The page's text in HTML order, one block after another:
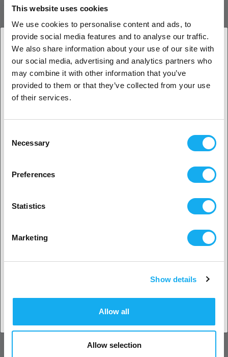
This website uses cookies
We use cookies to personalise content and ads, to
provide social media features and to analyse our traffic.
We also share information about your use of our site with
our social media, advertising and analytics partners who
may combine it with other information that you’ve
provided to them or that they’ve collected from your use
of their services.
Selection
Necessary
Preferences
Statistics
Marketing
Show details
Allow all
Allow selection
PRODUKT BESKRIVELSE
ANMELDELSER
PDF
SPØRGSMÅL OM ARTIKLEN?
1. Er du erhvervskunde eller privatkunde?
Erhvervskunde
Privat kunde